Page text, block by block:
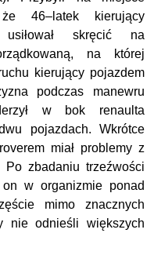
46–latek kierujący
skręcić na
na której
kierujący pojazdem
podczas manewru
w bok renaulta
pojazdach. Wkrótce
miał problemy z
Po zbadaniu trzeźwości
w organizmie ponad
mimo znacznych
nie odnieśli większych